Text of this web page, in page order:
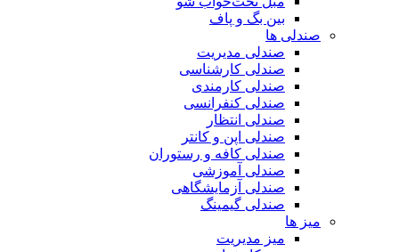
بین بگ و پاف
صندلی ها
صندلی مدیریت
صندلی کارشناسی
صندلی کارمندی
صندلی کنفرانسی
صندلی انتظار
صندلی اپن و کانتر
صندلی کافه و رستوران
صندلی آموزشی
صندلی آزمایشگاهی
صندلی گیمینگ
میز ها
میز مدیریت